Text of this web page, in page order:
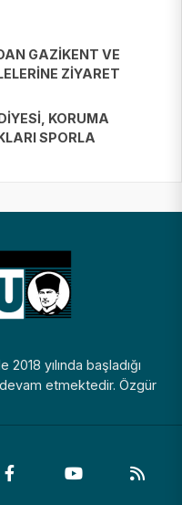
GAZİKENT VE
ZİYARET
KORUMA
SPORLA
yılında başladığı
etmektedir. Özgür